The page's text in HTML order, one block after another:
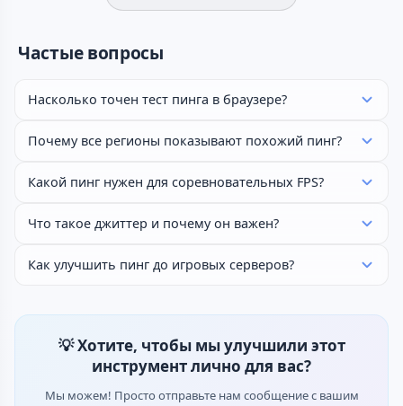
Частые вопросы
Насколько точен тест пинга в браузере?
Почему все регионы показывают похожий пинг?
Какой пинг нужен для соревновательных FPS?
Что такое джиттер и почему он важен?
Как улучшить пинг до игровых серверов?
💡 Хотите, чтобы мы улучшили этот
инструмент лично для вас?
Мы можем! Просто отправьте нам сообщение с вашим